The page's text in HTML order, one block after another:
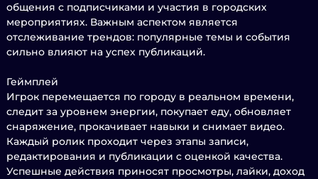
общения с подписчиками и участия в городских
мероприятиях. Важным аспектом является
отслеживание трендов: популярные темы и события
сильно влияют на успех публикаций.
Геймплей
Игрок перемещается по городу в реальном времени,
следит за уровнем энергии, покупает еду, обновляет
снаряжение, прокачивает навыки и снимает видео.
Каждый ролик проходит через этапы записи,
редактирования и публикации с оценкой качества.
Успешные действия приносят просмотры, лайки, доход